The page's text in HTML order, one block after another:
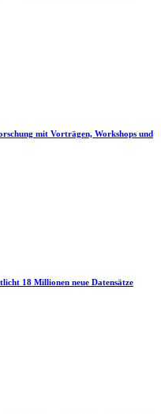
mit Vorträgen, Workshops und
18 Millionen neue Datensätze